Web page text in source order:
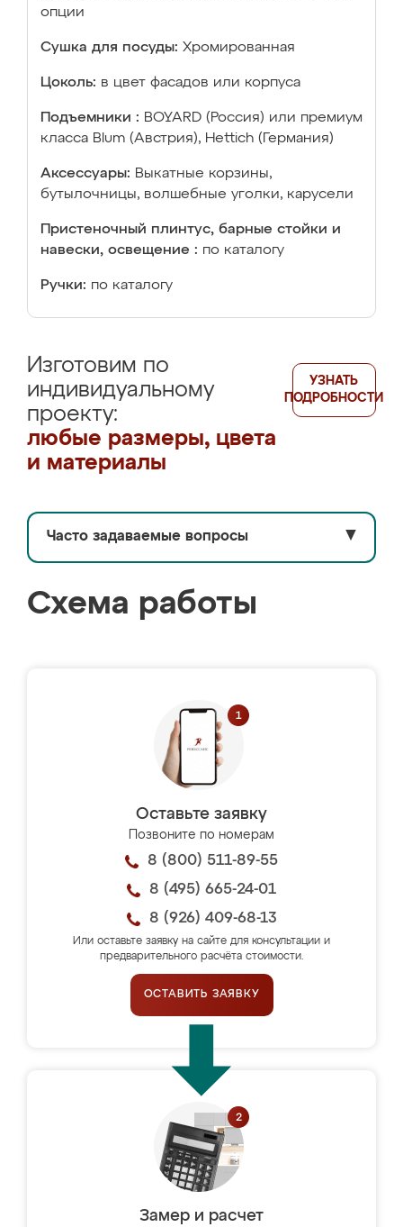
опции
Сушка для посуды: Хромированная
Цоколь: в цвет фасадов или корпуса
Подъемники : BOYARD (Россия) или премиум
класса Blum (Австрия), Hettich (Германия)
Аксессуары: Выкатные корзины,
бутылочницы, волшебные уголки, карусели
Пристеночный плинтус, барные стойки и
навески, освещение : по каталогу
Ручки: по каталогу
Изготовим по
индивидуальному
проекту:
любые размеры, цвета
и материалы
УЗНАТЬ
ПОДРОБНОСТИ
Часто задаваемые вопросы ▼
Схема работы
Оставьте заявку
Позвоните по номерам
8 (800) 511-89-55
8 (495) 665-24-01
8 (926) 409-68-13
Или оставьте заявку на сайте для консультации и
предварительного расчёта стоимости.
ОСТАВИТЬ ЗАЯВКУ
Замер и расчет